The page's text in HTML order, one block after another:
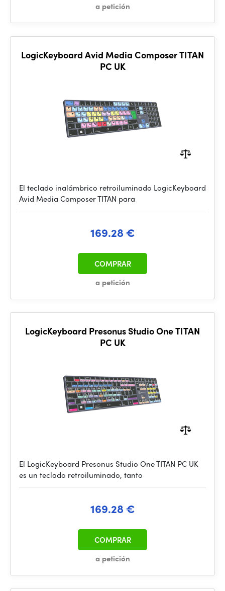
a petición
LogicKeyboard Avid Media Composer TITAN
PC UK
El teclado inalámbrico retroiluminado LogicKeyboard
Avid Media Composer TITAN para
169.28 €
a petición
COMPRAR
LogicKeyboard Presonus Studio One TITAN
PC UK
El LogicKeyboard Presonus Studio One TITAN PC UK
es un teclado retroiluminado, tanto
169.28 €
a petición
COMPRAR